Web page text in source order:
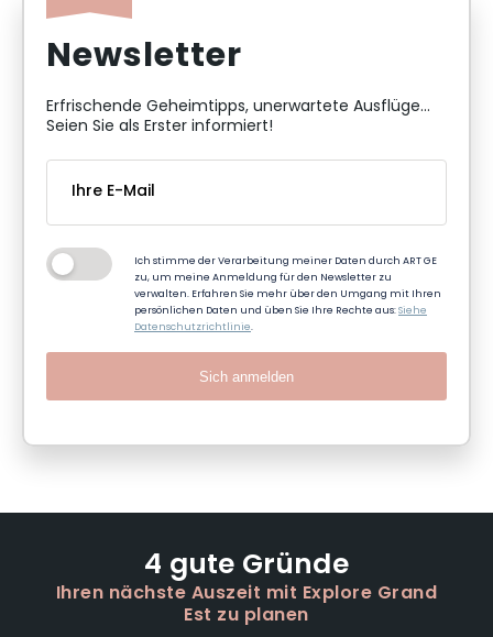
Newsletter
Erfrischende Geheimtipps, unerwartete Ausflüge...
Seien Sie als Erster informiert!
Ich stimme der Verarbeitung meiner Daten durch ART GE
zu, um meine Anmeldung für den Newsletter zu
verwalten. Erfahren Sie mehr über den Umgang mit Ihren
persönlichen Daten und üben Sie Ihre Rechte aus:Siehe
Datenschutzrichtlinie.
Sich anmelden
4 gute Gründe
Ihren nächste Auszeit mit Explore Grand
Est zu planen